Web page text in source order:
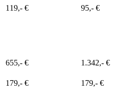
119,- € 95,- €
655,- € 1.342,- €
179,- € 179,- €